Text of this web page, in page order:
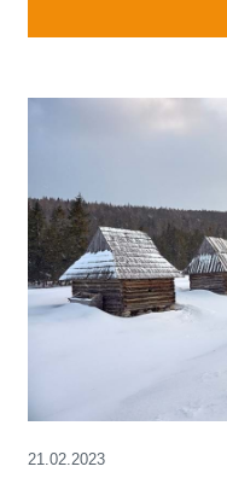
21.02.2023